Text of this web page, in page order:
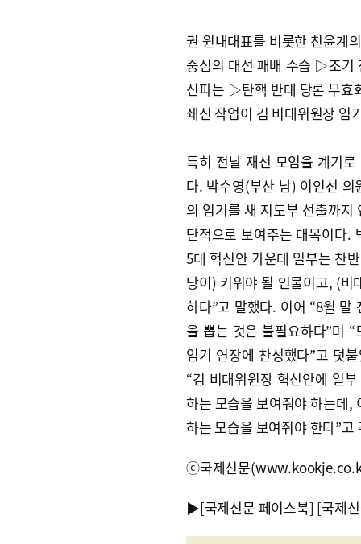
권 원내대표를 비롯한 친윤계
중심의 대선 패배 수습 ▷조기
신파는 ▷탄핵 반대 당론 무효
쇄신 작업이 김 비대위원장 임
특히 전날 재선 모임을 계기
다. 박수영(부산 남) 이인선
의 임기를 새 지도부 선출까
단적으로 보여주는 대목이다.
5대 혁신안 가운데 일부는 찬
당이) 키워야 될 인물이고, (비
하다”고 말했다. 이어 “8월 말
을 뽑는 것은 불필요하다”며
임기 연장에 찬성했다”고 덧
“김 비대위원장 혁신안에 일
하는 모습을 보여줘야 하는데,
하는 모습을 보여줘야 한다”고
ⓒ국제신문
▶[국제신문 페이스북] [국제